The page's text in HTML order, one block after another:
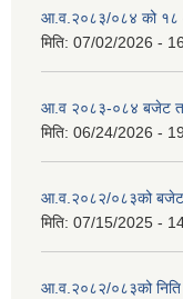
आ.व.२०८३/०८४ को
मिति: 07/02/2026 -
आ.व २०८३-०८४ बजेट
मिति: 06/24/2026 -
आ.व.२०८२/०८३को बजेट
मिति: 07/15/2025 -
आ.व.२०८२/०८३को निति